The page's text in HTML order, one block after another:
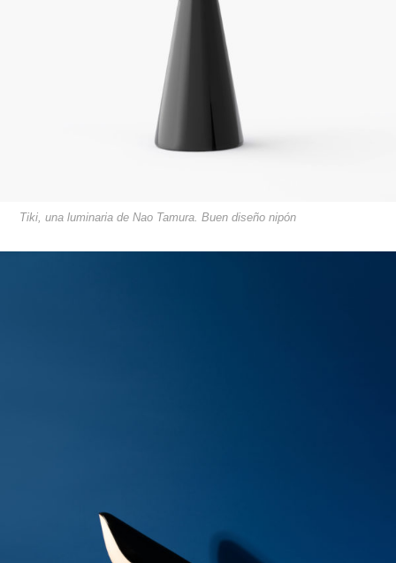
Tiki, una luminaria de Nao Tamura. Buen diseño nipón